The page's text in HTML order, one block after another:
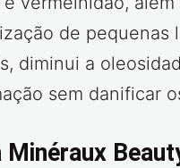
de pequenas
diminui a
sem danificar
Minéraux